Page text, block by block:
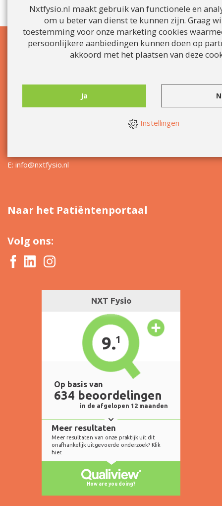
Nxtfysio.nl maakt gebruik van functionele en
om u beter van dienst te kunnen zijn. Graag
toestemming voor onze marketing cookies
persoonlijkere aanbiedingen kunnen doen op
akkoord met het plaatsen van deze
Ja
Instellingen
Informatie
Team
Afspraak maken
E: info@nxtfysio.nl
Naar het Patiëntenportaal
Volg ons: